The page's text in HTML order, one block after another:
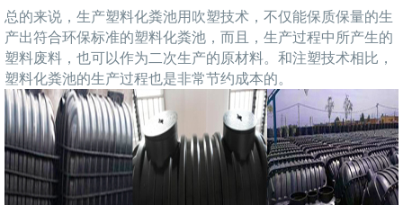
总的来说，生产塑料化粪池用吹塑技术，不仅能保质保量的生
产出符合环保标准的塑料化粪池，而且，生产过程中所产生的
塑料废料，也可以作为二次生产的原材料。和注塑技术相比，
塑料化粪池的生产过程也是非常节约成本的。